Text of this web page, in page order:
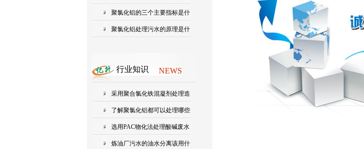
聚氯化铝的三个主要指标是什
么？...
聚氯化铝处理污水的原理是什
NEWS
行业知识
采用聚合氯化铁混凝剂处理造
纸废...
了解聚氯化铝都可以处理哪些
工业...
选用PAC物化法处理酸碱废水
的效果...
炼油厂污水的油水分离该用什